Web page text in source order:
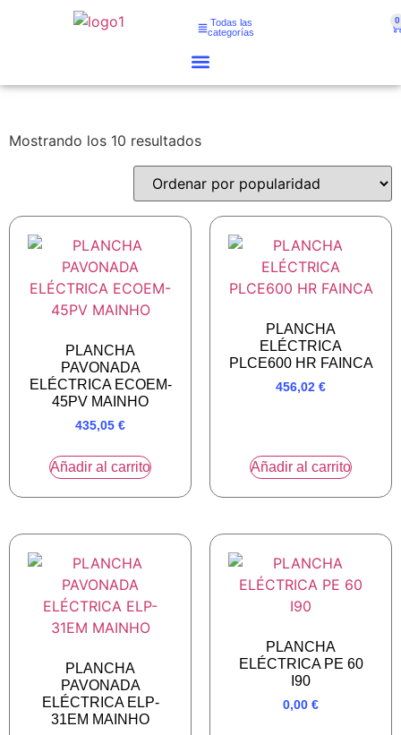
Todas las
categorías
0
Mostrando los 10 resultados
PLANCHA
PAVONADA
ELÉCTRICA ECOEM-
45PV MAINHO
435,05 €
Añadir al carrito
PLANCHA
ELÉCTRICA
PLCE600 HR FAINCA
456,02 €
Añadir al carrito
PLANCHA
PAVONADA
ELÉCTRICA ELP-
31EM MAINHO
PLANCHA
ELÉCTRICA PE 60
I90
0,00 €